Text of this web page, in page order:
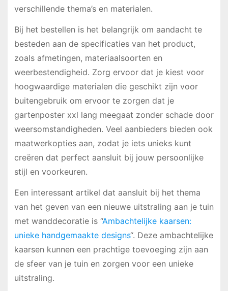
verschillende thema’s en materialen.
Bij het bestellen is het belangrijk om aandacht te
besteden aan de specificaties van het product,
zoals afmetingen, materiaalsoorten en
weerbestendigheid. Zorg ervoor dat je kiest voor
hoogwaardige materialen die geschikt zijn voor
buitengebruik om ervoor te zorgen dat je
gartenposter xxl lang meegaat zonder schade door
weersomstandigheden. Veel aanbieders bieden ook
maatwerkopties aan, zodat je iets unieks kunt
creëren dat perfect aansluit bij jouw persoonlijke
stijl en voorkeuren.
Een interessant artikel dat aansluit bij het thema
van het geven van een nieuwe uitstraling aan je tuin
met wanddecoratie is “Ambachtelijke kaarsen:
unieke handgemaakte designs“. Deze ambachtelijke
kaarsen kunnen een prachtige toevoeging zijn aan
de sfeer van je tuin en zorgen voor een unieke
uitstraling.